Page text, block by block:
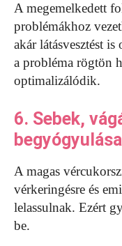
A megemelkedett
problémákhoz
akár látásvesztést
a probléma rögtön
optimalizálódik.
6. Sebek,
begyógyulása
A magas
vérkeringésre és
lelassulnak. Ezért
be.